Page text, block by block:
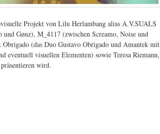
Projekt von Lilu Herlambang alias A.V.SUALS
Gønz), M_4117 (zwischen Screamo, Noise und
(das Duo Gustavo Obrigado und Amantek mit
eventuell visuellen Elementen) sowie Teresa Riemann,
wird.